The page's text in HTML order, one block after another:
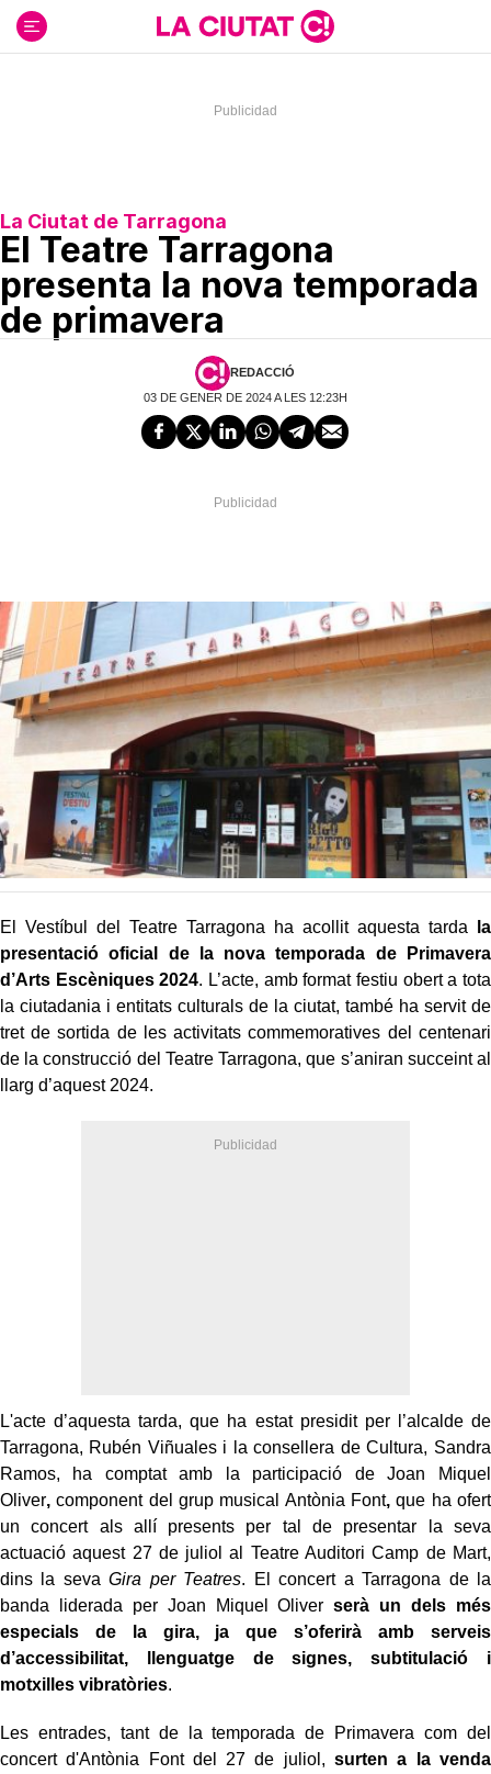
contenido
La Ciutat de Tarragona
El Teatre Tarragona
presenta la nova temporada
de primavera
REDACCIÓ
03 DE GENER DE 2024 A LES 12:23H
El Vestíbul del Teatre Tarragona ha acollit aquesta tarda
la
presentació oficial de la nova temporada de Primavera
d’Arts Escèniques 2024. L’acte, amb format festiu obert a tota
la ciutadania i entitats culturals de la ciutat, també ha servit de
tret de sortida de les activitats commemoratives del centenari
de la construcció del Teatre Tarragona, que s’aniran succeint al
llarg d’aquest 2024.
L'acte d’aquesta tarda, que ha estat presidit per l’alcalde de
Tarragona, Rubén Viñuales i la consellera de Cultura, Sandra
Ramos, ha comptat amb la participació de Joan Miquel
Oliver, component del grup musical Antònia Font,que ha ofert
un concert als allí presents per tal de presentar la seva
actuació aquest 27 de juliol al Teatre Auditori Camp de Mart,
dins la sevaGira per Teatres. El concert a Tarragona de la
banda liderada per Joan Miquel Oliverserà un dels més
especials de la gira, ja que s’oferirà amb serveis
d’accessibilitat, llenguatge de signes, subtitulació i
motxilles vibratòries.
Les entrades, tant de la temporada de Primavera com del
concert d'Antònia Font del 27 de juliol,surten a la venda